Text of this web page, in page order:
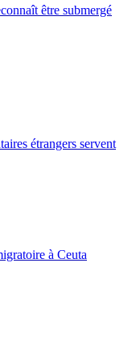
être submergé
étrangers servent
à Ceuta